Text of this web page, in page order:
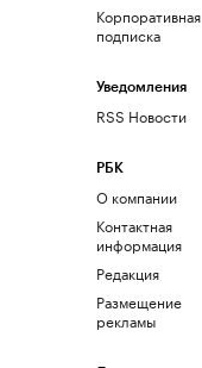
Корпоративная
подписка
Уведомления
RSS Новости
РБК
О компании
Контактная
информация
Редакция
Размещение
рекламы